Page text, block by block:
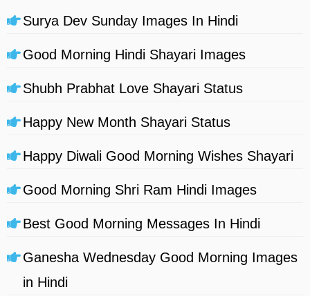
Surya Dev Sunday Images In Hindi
Good Morning Hindi Shayari Images
Shubh Prabhat Love Shayari Status
Happy New Month Shayari Status
Happy Diwali Good Morning Wishes Shayari
Good Morning Shri Ram Hindi Images
Best Good Morning Messages In Hindi
Ganesha Wednesday Good Morning Images
in Hindi